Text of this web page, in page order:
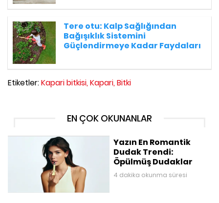
Tere otu: Kalp Sağlığından
Bağışıklık Sistemini
Güçlendirmeye Kadar Faydaları
Etiketler:Kapari bitkisi,Kapari,Bitki
EN ÇOK OKUNANLAR
Yazın En Romantik
Dudak Trendi:
Öpülmüş Dudaklar
4 dakika okunma süresi